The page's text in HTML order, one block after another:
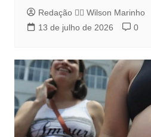
Redação 👨‍⚖️​ Wilson Marinho
13 de julho de 2026
0